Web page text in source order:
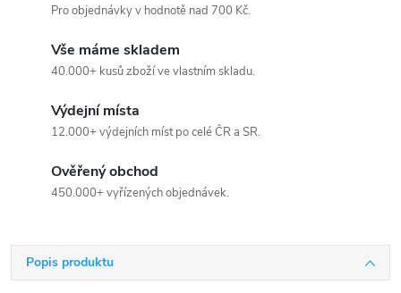
Pro objednávky v hodnotě nad 700 Kč.
Vše máme skladem
40.000+ kusů zboží ve vlastním skladu.
Výdejní místa
12.000+ výdejních míst po celé ČR a SR.
Ověřený obchod
450.000+ vyřízených objednávek.
Popis produktu